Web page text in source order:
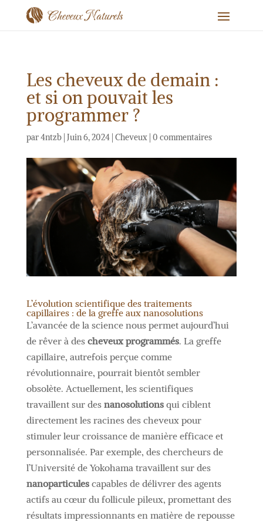
Les cheveux de demain :
et si on pouvait les
programmer ?
par4ntzb| Juin 6, 2024| Cheveux| 0 commentaires
L’évolution scientifique des traitements
capillaires : de la greffe aux nanosolutions
L’avancée de la science nous permet aujourd’hui
de rêver à des cheveux programmés. La greffe
capillaire, autrefois perçue comme
révolutionnaire, pourrait bientôt sembler
obsolète. Actuellement, les scientifiques
travaillent sur des nanosolutionsqui ciblent
directement les racines des cheveux pour
stimuler leur croissance de manière efficace et
personnalisée. Par exemple, des chercheurs de
l’Université de Yokohama travaillent sur des
nanoparticulescapables de délivrer des agents
actifs au cœur du follicule pileux, promettant des
résultats impressionnants en matière de repousse